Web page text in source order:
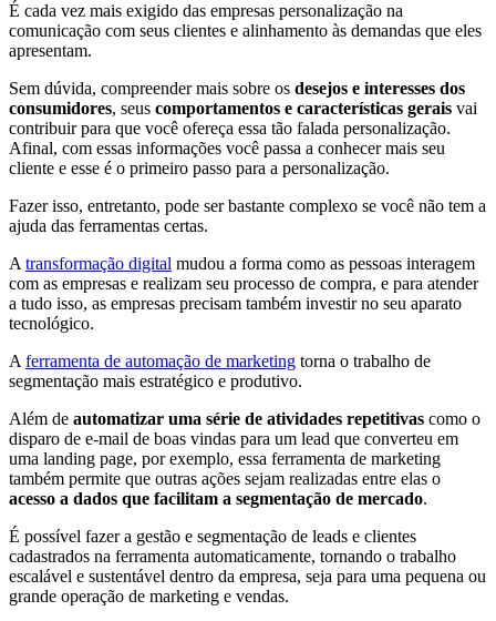
É cada vez mais exigido das empresas personalização na
comunicação com seus clientes e alinhamento às demandas que eles
apresentam.
Sem dúvida, compreender mais sobre os desejos e interesses dos
consumidores, seus comportamentos e características gerais vai
contribuir para que você ofereça essa tão falada personalização.
Afinal, com essas informações você passa a conhecer mais seu
cliente e esse é o primeiro passo para a personalização.
Fazer isso, entretanto, pode ser bastante complexo se você não tem a
ajuda das ferramentas certas.
A transformação digital mudou a forma como as pessoas interagem
com as empresas e realizam seu processo de compra, e para atender
a tudo isso, as empresas precisam também investir no seu aparato
tecnológico.
A ferramenta de automação de marketing torna o trabalho de
segmentação mais estratégico e produtivo.
Além de automatizar uma série de atividades repetitivas como o
disparo de e-mail de boas vindas para um lead que converteu em
uma landing page, por exemplo, essa ferramenta de marketing
também permite que outras ações sejam realizadas entre elas o
acesso a dados que facilitam a segmentação de mercado.
É possível fazer a gestão e segmentação de leads e clientes
cadastrados na ferramenta automaticamente, tornando o trabalho
escalável e sustentável dentro da empresa, seja para uma pequena ou
grande operação de marketing e vendas.